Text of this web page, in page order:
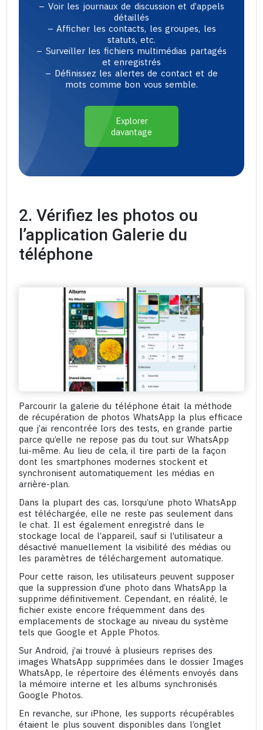
– Voir les journaux de discussion et d’appels
détaillés
– Afficher les contacts, les groupes, les
statuts, etc.
– Surveiller les fichiers multimédias partagés
et enregistrés
– Définissez les alertes de contact et de
mots comme bon vous semble.
Explorer
davantage
2. Vérifiez les photos ou
l’application Galerie du
téléphone
Parcourir la galerie du téléphone était la méthode
de récupération de photos WhatsApp la plus efficace
que j’ai rencontrée lors des tests, en grande partie
parce qu’elle ne repose pas du tout sur WhatsApp
lui-même. Au lieu de cela, il tire parti de la façon
dont les smartphones modernes stockent et
synchronisent automatiquement les médias en
arrière-plan.
Dans la plupart des cas, lorsqu’une photo WhatsApp
est téléchargée, elle ne reste pas seulement dans
le chat. Il est également enregistré dans le
stockage local de l’appareil, sauf si l’utilisateur a
désactivé manuellement la visibilité des médias ou
les paramètres de téléchargement automatique.
Pour cette raison, les utilisateurs peuvent supposer
que la suppression d’une photo dans WhatsApp la
supprime définitivement. Cependant, en réalité, le
fichier existe encore fréquemment dans des
emplacements de stockage au niveau du système
tels que Google et Apple Photos.
Sur Android, j’ai trouvé à plusieurs reprises des
images WhatsApp supprimées dans le dossier Images
WhatsApp, le répertoire des éléments envoyés dans
la mémoire interne et les albums synchronisés
Google Photos.
En revanche, sur iPhone, les supports récupérables
étaient le plus souvent disponibles dans l’onglet